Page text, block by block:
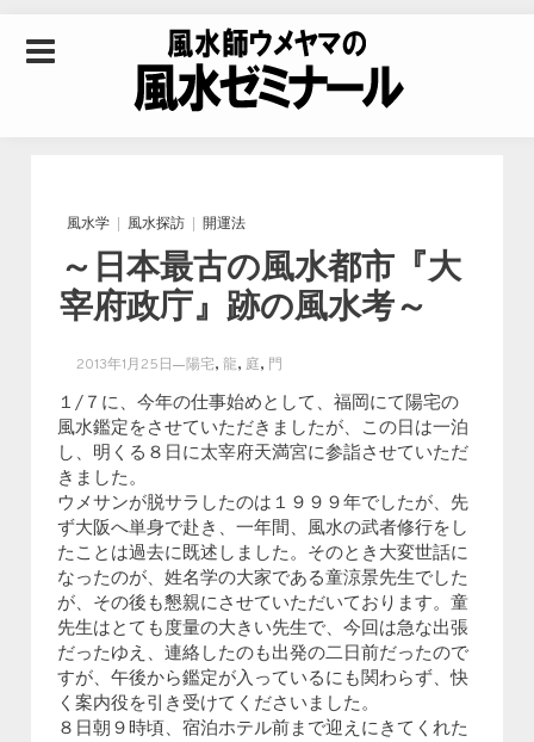
水ゼミナール｜風水
学・四柱推命学・易
学を合わせた立命講
座
風水学 風水探訪 開運法
～日本最古の風水都市『大
宰府政庁』跡の風水考～
2013年1月25日 陽宅,龍,庭, 門
１/７に、今年の仕事始めとして、福岡にて陽宅の
風水鑑定をさせていただきましたが、この日は一泊
し、明くる８日に太宰府天満宮に参詣させていただ
きました。
ウメサンが脱サラしたのは１９９９年でしたが、先
ず大阪へ単身で赴き、一年間、風水の武者修行をし
たことは過去に既述しました。そのとき大変世話に
なったのが、姓名学の大家である童涼景先生でした
が、その後も懇親にさせていただいております。童
先生はとても度量の大きい先生で、今回は急な出張
だったゆえ、連絡したのも出発の二日前だったので
すが、午後から鑑定が入っているにも関わらず、快
く案内役を引き受けてくださいました。
８日朝９時頃、宿泊ホテル前まで迎えにきてくれた